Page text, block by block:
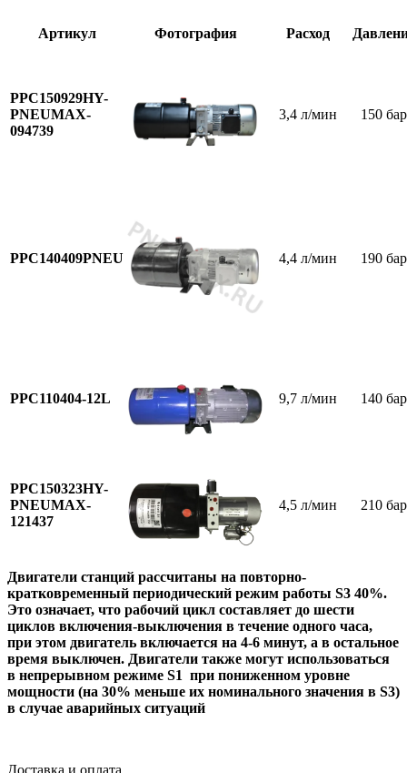
Артикул Фотография Расход
PPC150929HY-
PNEUMAX-
094739
3,4 л/мин 150 бар
PPC140409PNEU 4,4 л/мин 190 бар
PPC110404-12L 9,7 л/мин 140 бар
PPC150323HY-
PNEUMAX-
121437
4,5 л/мин 210 бар
Двигатели станций рассчитаны на повторно-
кратковременный периодический режим работы S3 40%.
Это означает, что рабочий цикл составляет до шести
циклов включения-выключения в течение одного часа,
при этом двигатель включается на 4-6 минут, а в остальное
время выключен. Двигатели также могут использоваться
в непрерывном режиме S1 при пониженном уровне
мощности (на 30% меньше их номинального значения в S3)
в случае аварийных ситуаций